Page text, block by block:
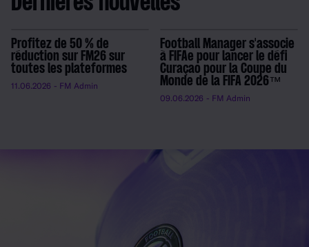
Profitez de 50 % de
réduction sur FM26 sur
toutes les plateformes
11.06.2026 - FM Admin
Football Manager s'associe
à FIFAe pour lancer le défi
Curaçao pour la Coupe du
Monde de la FIFA 2026™
09.06.2026 - FM Admin